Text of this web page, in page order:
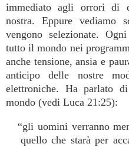
immediato agli orrori di
nostra. Eppure vediamo
vengono selezionate.
tutto il mondo nei
anche tensione, ansia e
anticipo delle nostre
elettroniche. Ha parlato
mondo (vedi Luca 21:25):
“gli uomini verranno
quello che starà per